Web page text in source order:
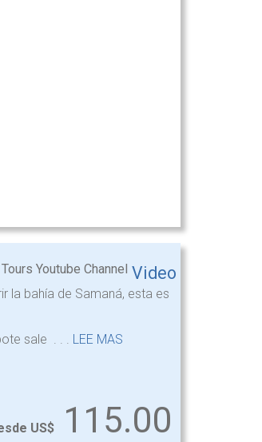
Video
la bahía de Samaná, esta es
sale . . . LEE MAS
US$ 115.00